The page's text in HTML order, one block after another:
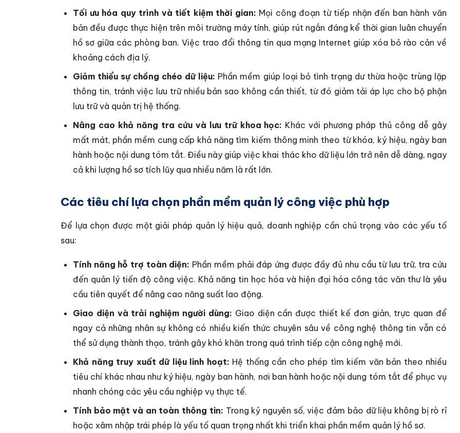
Tối ưu hóa quy trình và tiết kiệm thời gian: Mọi công đoạn từ tiếp nhận đến ban hành văn
bản đều được thực hiện trên môi trường máy tính, giúp rút ngắn đáng kể thời gian luân chuyển
hồ sơ giữa các phòng ban. Việc trao đổi thông tin qua mạng Internet giúp xóa bỏ rào cản về
khoảng cách địa lý.
Giảm thiểu sự chồng chéo dữ liệu: Phần mềm giúp loại bỏ tình trạng dư thừa hoặc trùng lặp
thông tin, tránh việc lưu trữ nhiều bản sao không cần thiết, từ đó giảm tải áp lực cho bộ phận
lưu trữ và quản trị hệ thống.
Nâng cao khả năng tra cứu và lưu trữ khoa học: Khác với phương pháp thủ công dễ gây
mất mát, phần mềm cung cấp khả năng tìm kiếm thông minh theo từ khóa, ký hiệu, ngày ban
hành hoặc nội dung tóm tắt. Điều này giúp việc khai thác kho dữ liệu lớn trở nên dễ dàng, ngay
cả khi lượng hồ sơ tích lũy qua nhiều năm là rất lớn.
Các tiêu chí lựa chọn phần mềm quản lý công việc phù hợp
Để lựa chọn được một giải pháp quản lý hiệu quả, doanh nghiệp cần chú trọng vào các yếu tố
sau:
Tính năng hỗ trợ toàn diện: Phần mềm phải đáp ứng được đầy đủ nhu cầu từ lưu trữ, tra cứu
đến quản lý tiến độ công việc. Khả năng tin học hóa và hiện đại hóa công tác văn thư là yêu
cầu tiên quyết để nâng cao năng suất lao động.
Giao diện và trải nghiệm người dùng: Giao diện cần được thiết kế đơn giản, trực quan để
ngay cả những nhân sự không có nhiều kiến thức chuyên sâu về công nghệ thông tin vẫn có
thể sử dụng thành thạo, tránh gây khó khăn trong quá trình tiếp cận công nghệ mới.
Khả năng truy xuất dữ liệu linh hoạt: Hệ thống cần cho phép tìm kiếm văn bản theo nhiều
tiêu chí khác nhau như ký hiệu, ngày ban hành, nơi ban hành hoặc nội dung tóm tắt để phục vụ
nhanh chóng các yêu cầu nghiệp vụ thực tế.
Tính bảo mật và an toàn thông tin: Trong kỷ nguyên số, việc đảm bảo dữ liệu không bị rò rỉ
hoặc xâm nhập trái phép là yếu tố quan trọng nhất khi triển khai phần mềm quản lý hồ sơ.